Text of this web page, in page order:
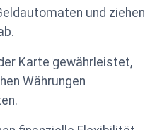
und ziehen
Karte gewährleistet,
Währungen